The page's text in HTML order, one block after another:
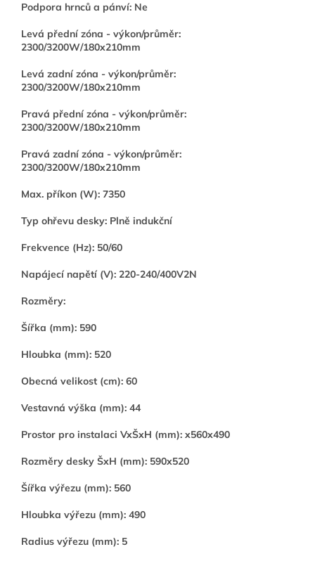
Podpora hrnců a pánví: Ne
Levá přední zóna - výkon/průměr:
2300/3200W/180x210mm
Levá zadní zóna - výkon/průměr:
2300/3200W/180x210mm
Pravá přední zóna - výkon/průměr:
2300/3200W/180x210mm
Pravá zadní zóna - výkon/průměr:
2300/3200W/180x210mm
Max. příkon (W): 7350
Typ ohřevu desky: Plně indukční
Frekvence (Hz): 50/60
Napájecí napětí (V): 220-240/400V2N
Rozměry:
Šířka (mm): 590
Hloubka (mm): 520
Obecná velikost (cm): 60
Vestavná výška (mm): 44
Prostor pro instalaci VxŠxH (mm): x560x490
Rozměry desky ŠxH (mm): 590x520
Šířka výřezu (mm): 560
Hloubka výřezu (mm): 490
Radius výřezu (mm): 5